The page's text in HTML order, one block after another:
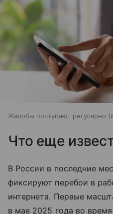
Жалобы поступают регулярно
Что еще
В России в последние
фиксируют перебои в
интернета. Первые
в мае 2025 года во